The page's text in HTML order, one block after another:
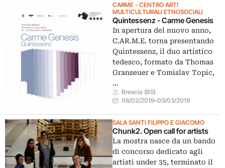
CARME - CENTRO ARTI
MULTICULTURALI ETNOSOCIALI
Quintessenz - Carme Genesis
In apertura del nuovo anno,
C.AR.M.E. torna presentando
Quintessenz, il duo artistico
tedesco, formato da Thomas
Granseuer e Tomislav Topic,
…
Brescia (BS)
08/02/2019–03/03/2019
SALA SANTI FILIPPO E GIACOMO
Chunk2. Open call for artists
La mostra nasce da un bando
di concorso dedicato agli
artisti under 35, terminato il